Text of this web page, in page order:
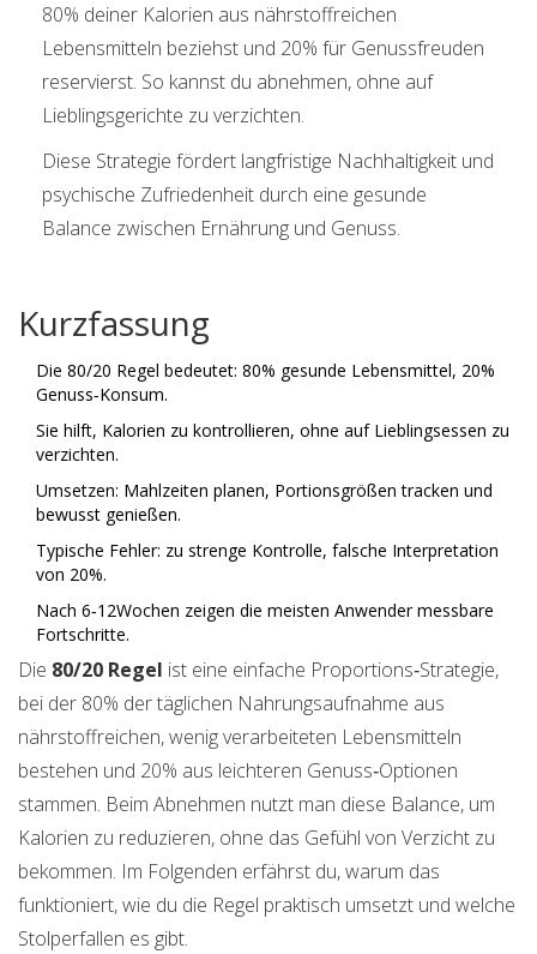
80% deiner Kalorien aus nährstoffreichen
Lebensmitteln beziehst und 20% für Genussfreuden
reservierst. So kannst du abnehmen, ohne auf
Lieblingsgerichte zu verzichten.
Diese Strategie fördert langfristige Nachhaltigkeit und
psychische Zufriedenheit durch eine gesunde
Balance zwischen Ernährung und Genuss.
Kurzfassung
Die 80/20 Regel bedeutet: 80% gesunde Lebensmittel, 20%
Genuss‑Konsum.
Sie hilft, Kalorien zu kontrollieren, ohne auf Lieblingsessen zu
verzichten.
Umsetzen: Mahlzeiten planen, Portionsgrößen tracken und
bewusst genießen.
Typische Fehler: zu strenge Kontrolle, falsche Interpretation
von 20%.
Nach 6‑12Wochen zeigen die meisten Anwender messbare
Fortschritte.
Die 80/20 Regel ist eine einfache Proportions‑Strategie,
bei der 80% der täglichen Nahrungsaufnahme aus
nährstoffreichen, wenig verarbeiteten Lebensmitteln
bestehen und 20% aus leichteren Genuss‑Optionen
stammen. Beim Abnehmen nutzt man diese Balance, um
Kalorien zu reduzieren, ohne das Gefühl von Verzicht zu
bekommen. Im Folgenden erfährst du, warum das
funktioniert, wie du die Regel praktisch umsetzt und welche
Stolperfallen es gibt.